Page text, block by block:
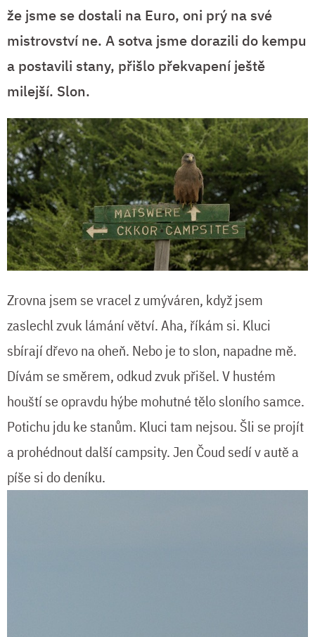
že jsme se dostali na Euro, oni prý na své
mistrovství ne. A sotva jsme dorazili do kempu
a postavili stany, přišlo překvapení ještě
milejší. Slon.
Zrovna jsem se vracel z umýváren, když jsem
zaslechl zvuk lámání větví. Aha, říkám si. Kluci
sbírají dřevo na oheň. Nebo je to slon, napadne mě.
Dívám se směrem, odkud zvuk přišel. V hustém
houští se opravdu hýbe mohutné tělo sloního samce.
Potichu jdu ke stanům. Kluci tam nejsou. Šli se projít
a prohédnout další campsity. Jen Čoud sedí v autě a
píše si do deníku.